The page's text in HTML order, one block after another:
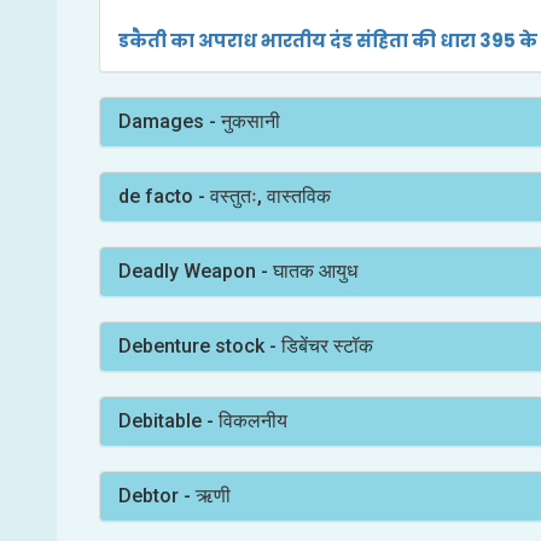
डकैती का अपराध भारतीय दंड संहिता की धारा 395
Damages - नुकसानी
de facto - वस्तुतः, वास्तविक
Deadly Weapon - घातक आयुध
Debenture stock - डिबेंचर स्टॉक
Debitable - विकलनीय
Debtor - ऋणी